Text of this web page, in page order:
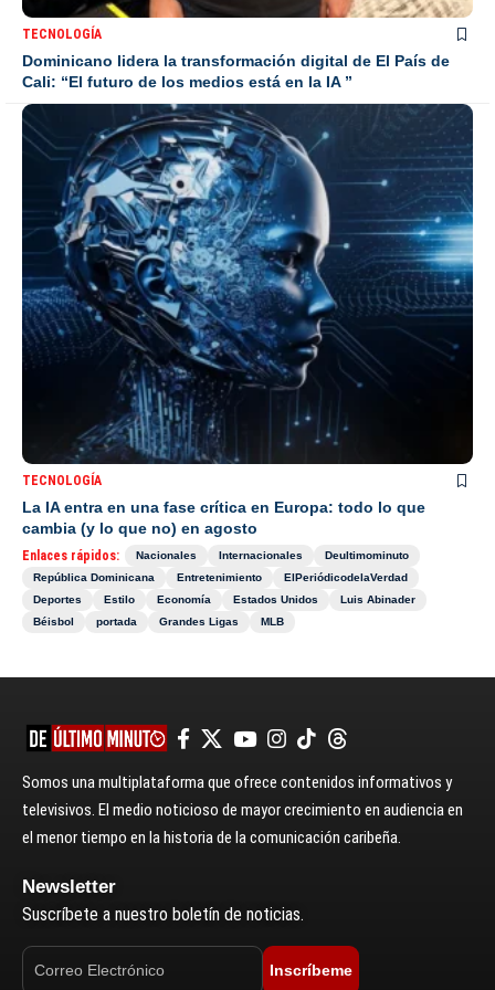
TECNOLOGÍA
Dominicano lidera la transformación digital de El País de
Cali: “El futuro de los medios está en la IA ”
TECNOLOGÍA
La IA entra en una fase crítica en Europa: todo lo que
cambia (y lo que no) en agosto
Enlaces rápidos: Nacionales Internacionales
Deultimominuto
República Dominicana
Entretenimiento
ElPeriódicodelaVerdad
Deportes
Estilo Economía Estados Unidos
Luis Abinader
Béisbol
portada Grandes Ligas MLB
Somos una multiplataforma que ofrece contenidos informativos y
televisivos. El medio noticioso de mayor crecimiento en audiencia en
el menor tiempo en la historia de la comunicación caribeña.
Newsletter
Suscríbete a nuestro boletín de noticias.
Inscríbeme